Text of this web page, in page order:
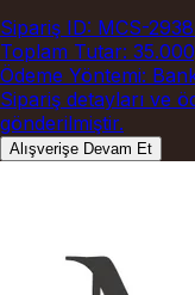
Sipariş ID: MCS-
Toplam Tutar:
Ödeme Yöntemi:
Sipariş detayları ve
gönderilmiştir.
Alışverişe Devam Et